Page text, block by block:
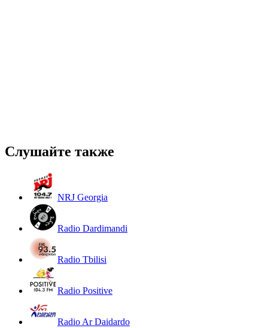
Слушайте также
NRJ Georgia
Radio Dardimandi
Radio Tbilisi
Radio Positive
Radio Ar Daidardo